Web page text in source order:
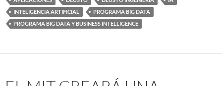
INTELIGENCIA ARTIFICIAL
PROGRAMA BIG DATA
PROGRAMA BIG DATA Y BUSINESS INTELLIGENCE